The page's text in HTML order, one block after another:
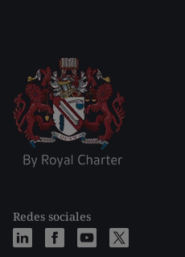
Redes sociales